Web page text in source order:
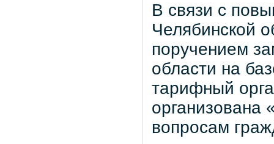
В связи с
Челябинской
поручением
области на
тарифный
организована
вопросам